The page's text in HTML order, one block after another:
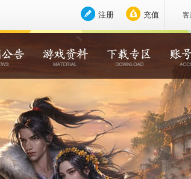
注册 充值